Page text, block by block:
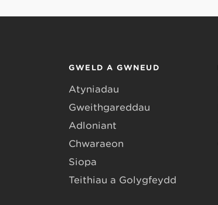
GWELD A GWNEUD
Atyniadau
Gweithgareddau
Adloniant
Chwaraeon
Siopa
Teithiau a Golygfeydd